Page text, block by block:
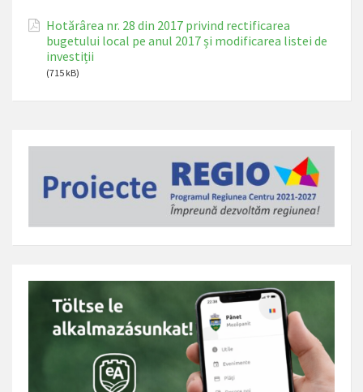
Hotărârea nr. 28 din 2017 privind rectificarea
bugetului local pe anul 2017 și modificarea listei de
investiții
(715 kB)